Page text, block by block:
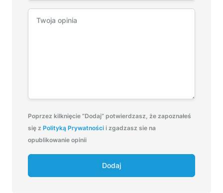
Poprzez kilknięcie “Dodaj” potwierdzasz, że zapoznałeś
się z Polityką Prywatności i zgadzasz sie na
opublikowanie opinii
Dodaj